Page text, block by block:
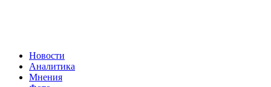
Новости
Аналитика
Мнения